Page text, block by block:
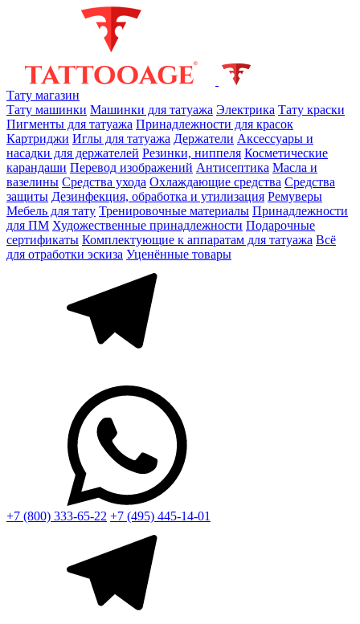
Тату магазин
Тату машинки Машинки для татуажа Электрика Тату краски
Пигменты для татуажа Принадлежности для красок
Картриджи Иглы для татуажа Держатели Аксессуары и
насадки для держателей Резинки, ниппеля Косметические
карандаши Перевод изображений Антисептика Масла и
вазелины Средства ухода Охлаждающие средства Средства
защиты Дезинфекция, обработка и утилизация Ремуверы
Мебель для тату Тренировочные материалы Принадлежности
для ПМ Художественные принадлежности Подарочные
сертификаты Комплектующие к аппаратам для татуажа Всё
для отработки эскиза Уценённые товары
+7 (800) 333-65-22 +7 (495) 445-14-01